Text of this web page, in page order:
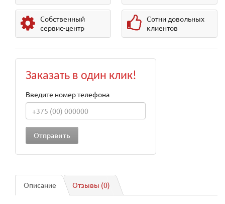
Собственный
сервис-центр
Сотни довольных
клиентов
Заказать в один клик!
Введите номер телефона
Описание Отзывы (0)